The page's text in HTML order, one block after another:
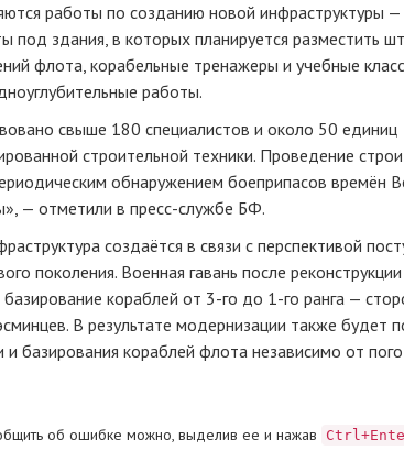
работы по созданию новой инфраструктуры —
под здания, в которых планируется разместить
флота, корабельные тренажеры и учебные
работы.
свыше 180 специалистов и около 50 единиц
строительной техники. Проведение
обнаружением боеприпасов времён
— отметили в пресс-службе БФ.
создаётся в связи с перспективой
поколения. Военная гавань после
кораблей от 3-го до 1-го ранга —
В результате модернизации также будет
и базирования кораблей флота независимо от
об ошибке можно, выделив ее и нажав